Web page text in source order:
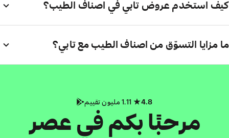
كيف استخدم عروض تابي في اصناف الطيب؟
ما مزايا التسوّق من اصناف الطيب مع تابي؟
4.8
مرحبًا بكم في عصر